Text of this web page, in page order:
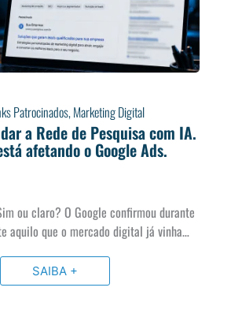
Patrocinados,Marketing Digital
a Rede de Pesquisa com IA.
afetando o Google Ads.
ou claro? O Google confirmou durante
aquilo que o mercado digital já vinha…
SAIBA +